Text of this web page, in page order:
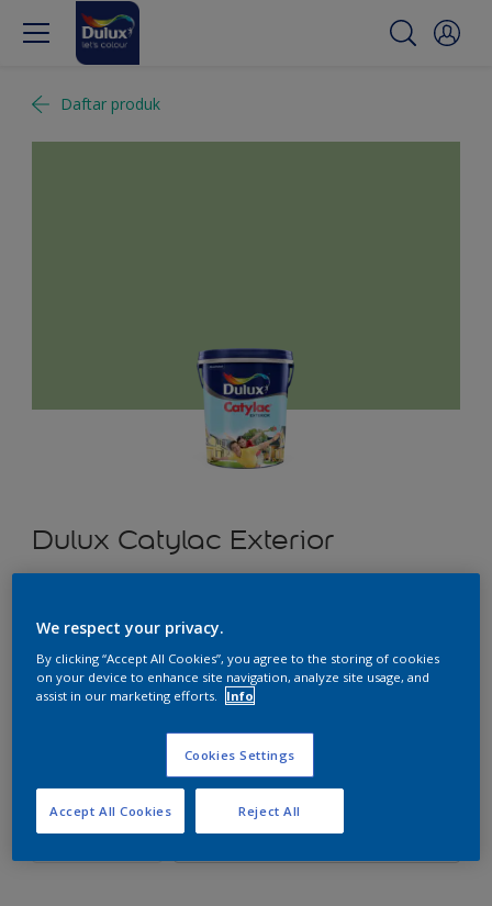
Daftar produk
Dulux Catylac Exterior
Ukuran
Jumlah Kalkulator cat
Hitung
We respect your privacy.
By clicking “Accept All Cookies”, you agree to the storing of cookies
on your device to enhance site navigation, analyze site usage, and
assist in our marketing efforts.
Info
Cookies Settings
Reject All
Accept All Cookies